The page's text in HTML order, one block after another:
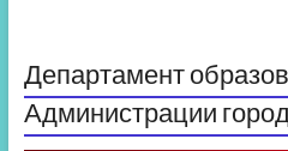
Департамент
Администрации